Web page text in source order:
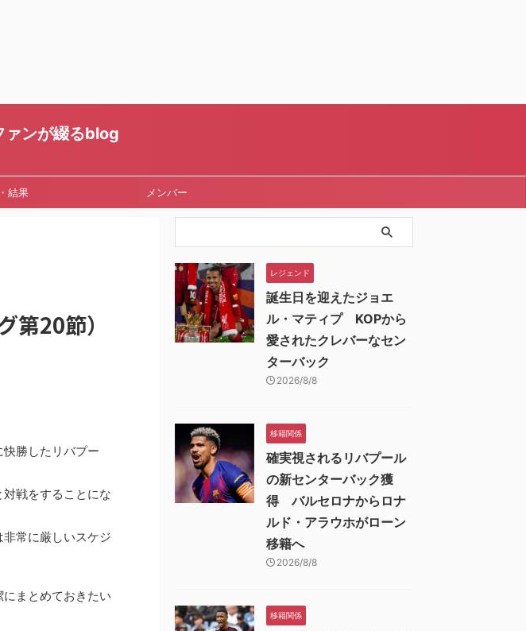
ンが綴るblog
結果 メンバー
第20節）
勝したリバプー
戦をすることにな
常に厳しいスケジ
まとめておきたい
レジェンド
誕生日を迎えたジョエ
ル・マティプ KOPから
愛されたクレバーなセン
ターバック
2026/8/8
移籍関係
確実視されるリバプール
の新センターバック獲
得 バルセロナからロナ
ルド・アラウホがローン
移籍へ
2026/8/8
移籍関係